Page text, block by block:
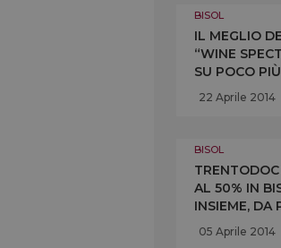
BISOL
IL MEGLIO
“WINE
SU POCO
TOCCHERÀ
22 Aprile 2014
BISOL
AL 50% IN
INSIEME, DA
BISOL
05 Aprile 2014